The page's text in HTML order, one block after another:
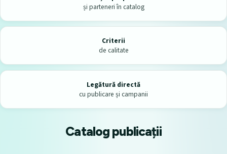
și parteneri în catalog
Criterii
de calitate
Legătură directă
cu publicare și campanii
Catalog publicații